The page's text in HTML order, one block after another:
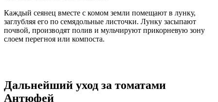
Каждый сеянец вместе с комом земли помещают в лунку,
заглубляя его по семядольные листочки. Лунку засыпают
почвой, производят полив и мульчируют прикорневую зону
слоем перегноя или компоста.
Дальнейший уход за томатами
Антюфей